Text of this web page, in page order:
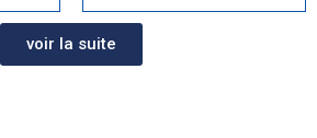
voir la suite